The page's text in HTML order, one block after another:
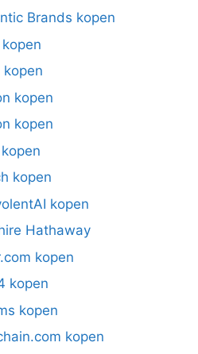
Brands kopen
kopen
kopen
kopen
kopen
Hathaway
kopen
kopen
kopen
kopen